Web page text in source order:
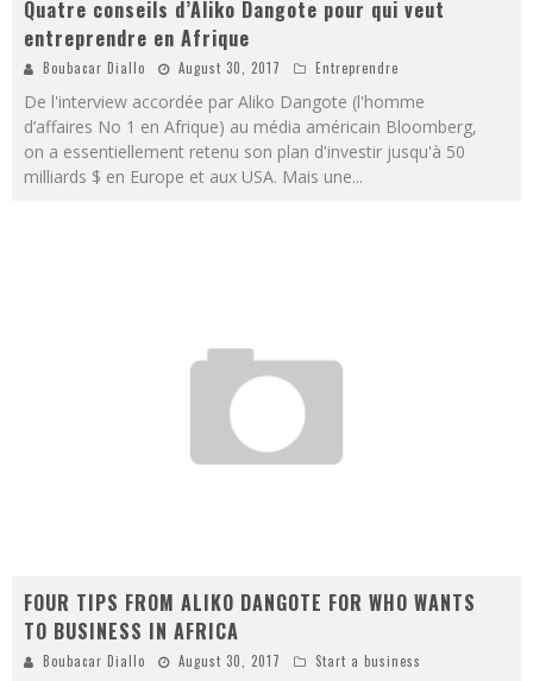
Quatre conseils d’Aliko Dangote pour qui veut
entreprendre en Afrique
Boubacar Diallo August 30, 2017 Entreprendre
De l'interview accordée par Aliko Dangote (l'homme
d’affaires No 1 en Afrique) au média américain Bloomberg,
on a essentiellement retenu son plan d'investir jusqu'à 50
milliards $ en Europe et aux USA. Mais une...
FOUR TIPS FROM ALIKO DANGOTE FOR WHO WANTS
TO BUSINESS IN AFRICA
Boubacar Diallo August 30, 2017 Start a business